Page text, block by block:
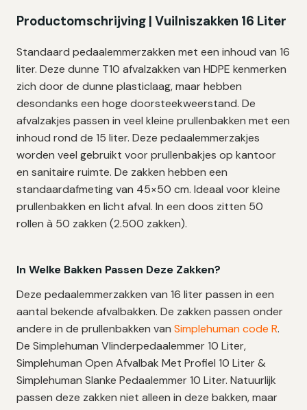
aantal
Productomschrijving | Vuilniszakken 16 Liter
Standaard pedaalemmerzakken met een inhoud van 16
liter. Deze dunne T10 afvalzakken van HDPE kenmerken
zich door de dunne plasticlaag, maar hebben
desondanks een hoge doorsteekweerstand. De
afvalzakjes passen in veel kleine prullenbakken met een
inhoud rond de 15 liter. Deze pedaalemmerzakjes
worden veel gebruikt voor prullenbakjes op kantoor
en sanitaire ruimte. De zakken hebben een
standaardafmeting van 45×50 cm. Ideaal voor kleine
prullenbakken en licht afval. In een doos zitten 50
rollen à 50 zakken (2.500 zakken).
In Welke Bakken Passen Deze Zakken?
Deze pedaalemmerzakken van 16 liter passen in een
aantal bekende afvalbakken. De zakken passen onder
andere in de prullenbakken van Simplehuman code R.
De Simplehuman Vlinderpedaalemmer 10 Liter,
Simplehuman Open Afvalbak Met Profiel 10 Liter &
Simplehuman Slanke Pedaalemmer 10 Liter. Natuurlijk
passen deze zakken niet alleen in deze bakken, maar